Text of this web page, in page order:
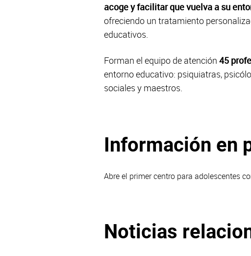
acoge y facilitar que vuelva a su
ofreciendo un tratamiento
educativos.
Forman el equipo de atención 45
entorno educativo: psiquiatras,
sociales y maestros.
Información en
Abre el primer centro para adolescentes
Noticias